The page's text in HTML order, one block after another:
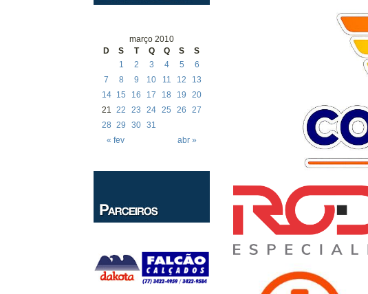
março 2010
D
S T Q Q S S
« fev abr »
1 2 3 4 5
6
7
8 9 10 11 12
13
14
15 16 17 18 19
20
21 22 23 24 25 26
27
28 29 30 31